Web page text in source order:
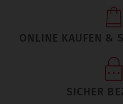
ONLINE KAUFEN &
SICHER